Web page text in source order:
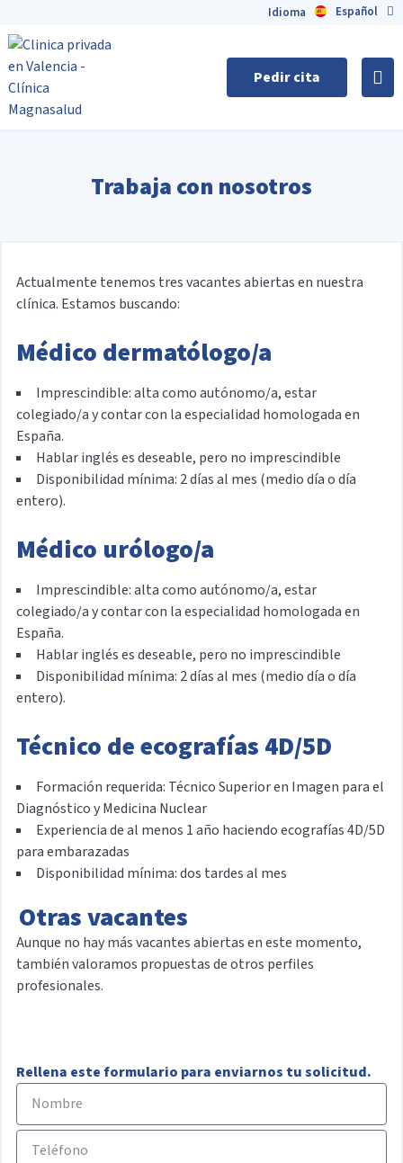
Español
English
Idioma
Pedir cita
Trabaja con nosotros
Actualmente tenemos tres vacantes abiertas en nuestra
clínica. Estamos buscando:
Médico dermatólogo/a
Imprescindible: alta como autónomo/a, estar
colegiado/a y contar con la especialidad homologada en
España.
Hablar inglés es deseable, pero no imprescindible
Disponibilidad mínima: 2 días al mes (medio día o día
entero).
Médico urólogo/a
Imprescindible: alta como autónomo/a, estar
colegiado/a y contar con la especialidad homologada en
España.
Hablar inglés es deseable, pero no imprescindible
Disponibilidad mínima: 2 días al mes (medio día o día
entero).
Técnico de ecografías 4D/5D
Formación requerida: Técnico Superior en Imagen para el
Diagnóstico y Medicina Nuclear
Experiencia de al menos 1 año haciendo ecografías 4D/5D
para embarazadas
Disponibilidad mínima: dos tardes al mes
Otras vacantes
Aunque no hay más vacantes abiertas en este momento,
también valoramos propuestas de otros perfiles
profesionales.
Rellena este formulario para enviarnos tu solicitud.